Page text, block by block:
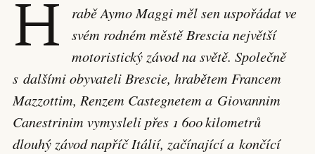
H
rabě Aymo Maggi měl sen uspořádat ve
svém rodném městě Brescia největší
motoristický závod na světě. Společně
s dalšími obyvateli Brescie, hrabětem Francem
Mazzottim, Renzem Castegnetem a Giovannim
Canestrinim vymysleli přes 1 600 kilometrů
dlouhý závod napříč Itálií, začínající a končící